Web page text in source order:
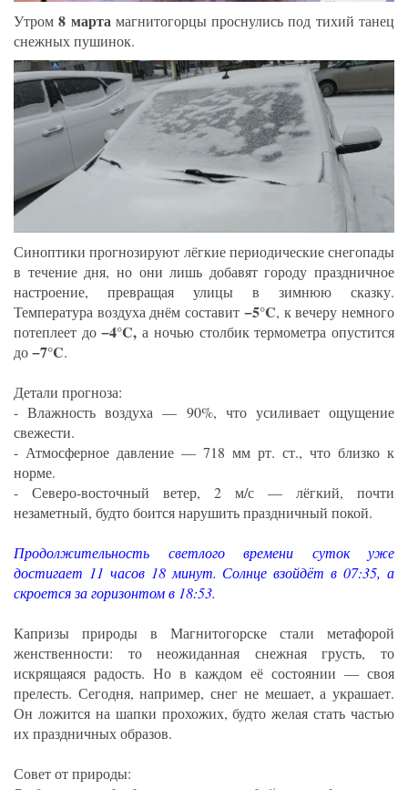
Утром8 марта магнитогорцы проснулись под тихий танец
снежных пушинок.
Синоптики прогнозируют лёгкие периодические снегопады
в течение дня, но они лишь добавят городу праздничное
настроение, превращая улицы в зимнюю сказку.
Температура воздуха днём составит −5°C, к вечеру немного
потеплеет до−4°C, а ночью столбик термометра опустится
до−7°C.
Детали прогноза:
- Влажность воздуха — 90%, что усиливает ощущение
свежести.
- Атмосферное давление — 718 мм рт. ст., что близко к
норме.
- Северо-восточный ветер, 2 м/с — лёгкий, почти
незаметный, будто боится нарушить праздничный покой.
Продолжительность светлого времени суток уже
достигает 11 часов 18 минут. Солнце взойдёт в 07:35, а
скроется за горизонтом в 18:53.
Капризы природы в Магнитогорске стали метафорой
женственности: то неожиданная снежная грусть, то
искрящаяся радость. Но в каждом её состоянии — своя
прелесть. Сегодня, например, снег не мешает, а украшает.
Он ложится на шапки прохожих, будто желая стать частью
их праздничных образов.
Совет от природы: